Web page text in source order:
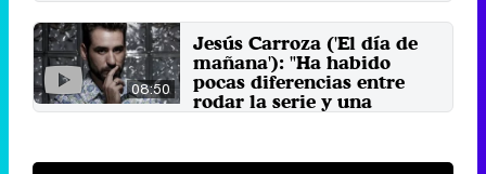
08:50
Jesús Carroza ('El día de
mañana'): "Ha habido
pocas diferencias entre
rodar la serie y una
película"